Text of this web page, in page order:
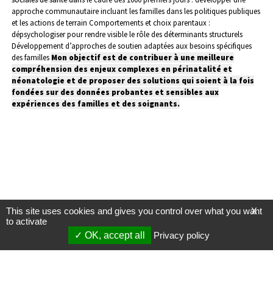
approche communautaire incluant les familles dans les politiques publiques
et les actions de terrain Comportements et choix parentaux :
dépsychologiser pour rendre visible le rôle des déterminants structurels
Développement d’approches de soutien adaptées aux besoins spécifiques
des familles Mon objectif est de contribuer à une meilleure
compréhension des enjeux complexes en périnatalité et
néonatologie et de proposer des solutions qui soient à la fois
fondées sur des données probantes et sensibles aux
expériences des familles et des soignants.
X
This site uses cookies and gives you control over what you want
to activate
OK, accept all
Privacy policy